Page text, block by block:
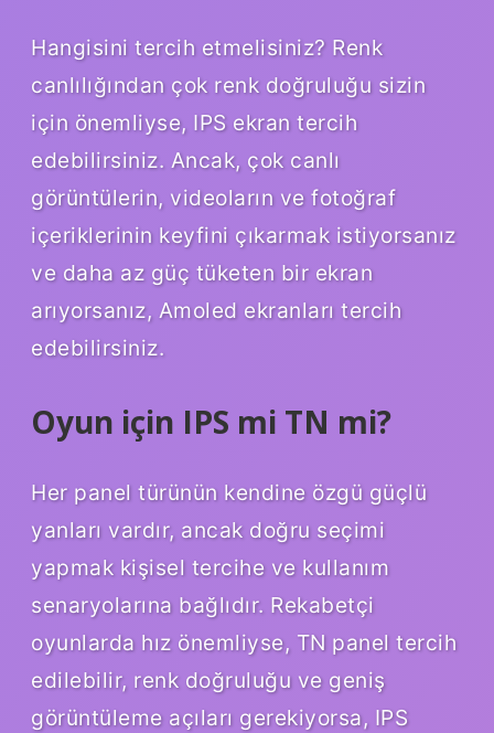
Hangisini tercih etmelisiniz? Renk
canlılığından çok renk doğruluğu sizin
için önemliyse, IPS ekran tercih
edebilirsiniz. Ancak, çok canlı
görüntülerin, videoların ve fotoğraf
içeriklerinin keyfini çıkarmak istiyorsanız
ve daha az güç tüketen bir ekran
arıyorsanız, Amoled ekranları tercih
edebilirsiniz.
Oyun için IPS mi TN mi?
Her panel türünün kendine özgü güçlü
yanları vardır, ancak doğru seçimi
yapmak kişisel tercihe ve kullanım
senaryolarına bağlıdır. Rekabetçi
oyunlarda hız önemliyse, TN panel tercih
edilebilir, renk doğruluğu ve geniş
görüntüleme açıları gerekiyorsa, IPS